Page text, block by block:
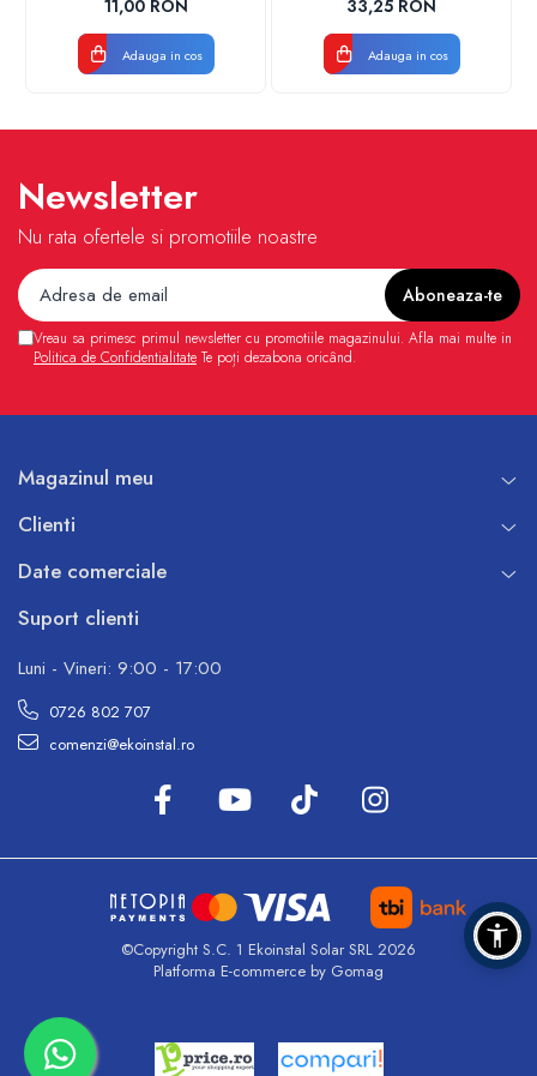
VALDUOTHERM VALROM
11,00 RON
Adauga in cos
33,25 RON
Adauga in cos
Newsletter
Nu rata ofertele si promotiile noastre
Vreau sa primesc primul newsletter cu promotiile magazinului. Afla mai multe in
Politica de Confidentialitate Te poți dezabona oricând.
Magazinul meu
Clienti
Date comerciale
Suport clienti
Luni - Vineri: 9:00 - 17:00
0726 802 707
comenzi@ekoinstal.ro
©Copyright S.C. 1 Ekoinstal Solar SRL 2026
Platforma E-commerce by Gomag